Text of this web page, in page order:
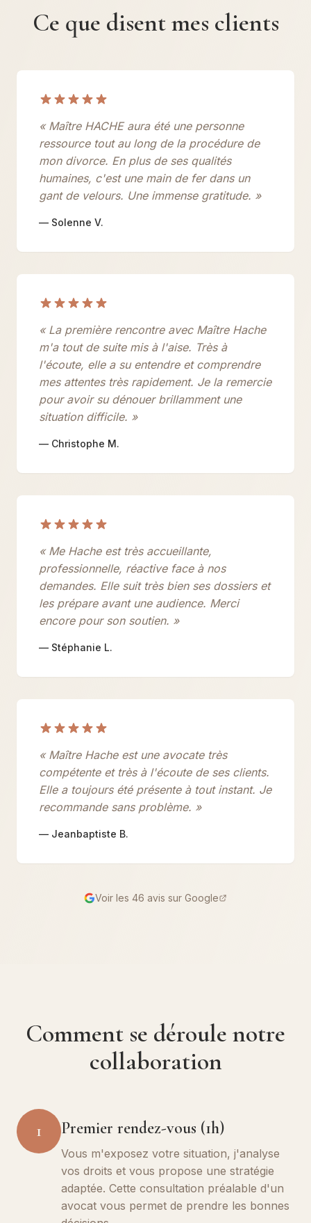
Ce que disent mes clients
« Maître HACHE aura été une personne
ressource tout au long de la procédure de
mon divorce. En plus de ses qualités
humaines, c'est une main de fer dans un
gant de velours. Une immense gratitude. »
— Solenne V.
« La première rencontre avec Maître Hache
m'a tout de suite mis à l'aise. Très à
l'écoute, elle a su entendre et comprendre
mes attentes très rapidement. Je la remercie
pour avoir su dénouer brillamment une
situation difficile. »
— Christophe M.
« Me Hache est très accueillante,
professionnelle, réactive face à nos
demandes. Elle suit très bien ses dossiers et
les prépare avant une audience. Merci
encore pour son soutien. »
— Stéphanie L.
« Maître Hache est une avocate très
compétente et très à l'écoute de ses clients.
Elle a toujours été présente à tout instant. Je
recommande sans problème. »
— Jeanbaptiste B.
Voir les 46 avis sur Google
Comment se déroule notre
collaboration
1 Premier rendez-vous (1h)
Vous m'exposez votre situation, j'analyse
vos droits et vous propose une stratégie
adaptée. Cette consultation préalable d'un
avocat vous permet de prendre les bonnes